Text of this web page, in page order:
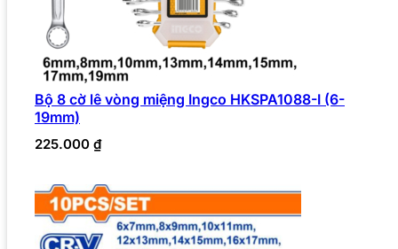
Bộ 8 cờ lê vòng miệng Ingco HKSPA1088-I (6-
19mm)
225.000 ₫